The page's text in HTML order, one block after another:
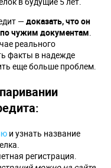
— доказать, что он
чужим документам.
реального
факты в надежде
еще больше проблем.
и узнать название
регистрация.